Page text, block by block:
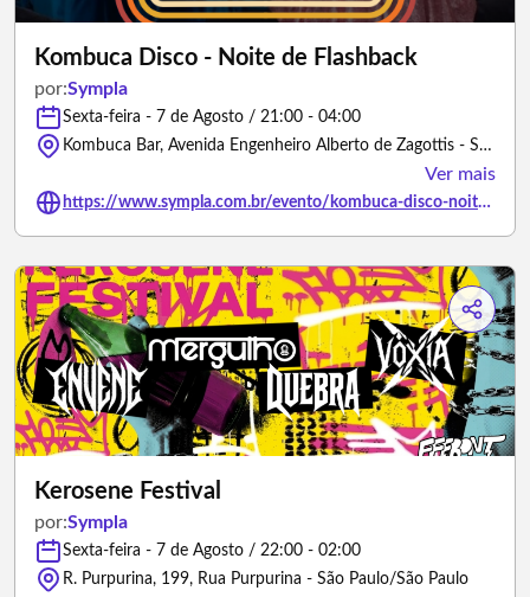
Kombuca Disco - Noite de Flashback
por:Sympla
Sexta-feira - 7 de Agosto / 21:00 - 04:00
Kombuca Bar, Avenida Engenheiro Alberto de Zagottis - São Paulo/São Paulo
Ver mais
https://www.sympla.com.br/evento/kombuca-disco-noite-de-flashback/3494692
Kerosene Festival
por:Sympla
Sexta-feira - 7 de Agosto / 22:00 - 02:00
R. Purpurina, 199, Rua Purpurina - São Paulo/São Paulo